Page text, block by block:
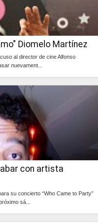
Diomelo Martínez
al director de cine Alfonso
nuevament...
con artista
su concierto “Who Came to Party”
sá...